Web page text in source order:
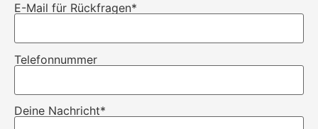
E-Mail für Rückfragen*
Telefonnummer
Deine Nachricht*